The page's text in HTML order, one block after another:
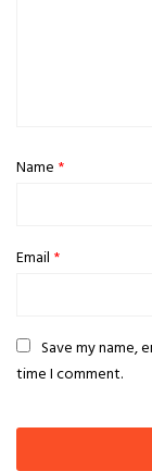
Name *
Email *
Save my name,
time I comment.